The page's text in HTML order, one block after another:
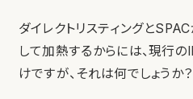
ダイレクトリスティングと
して加熱するからには、現行
けですが、それは何でしょうか？